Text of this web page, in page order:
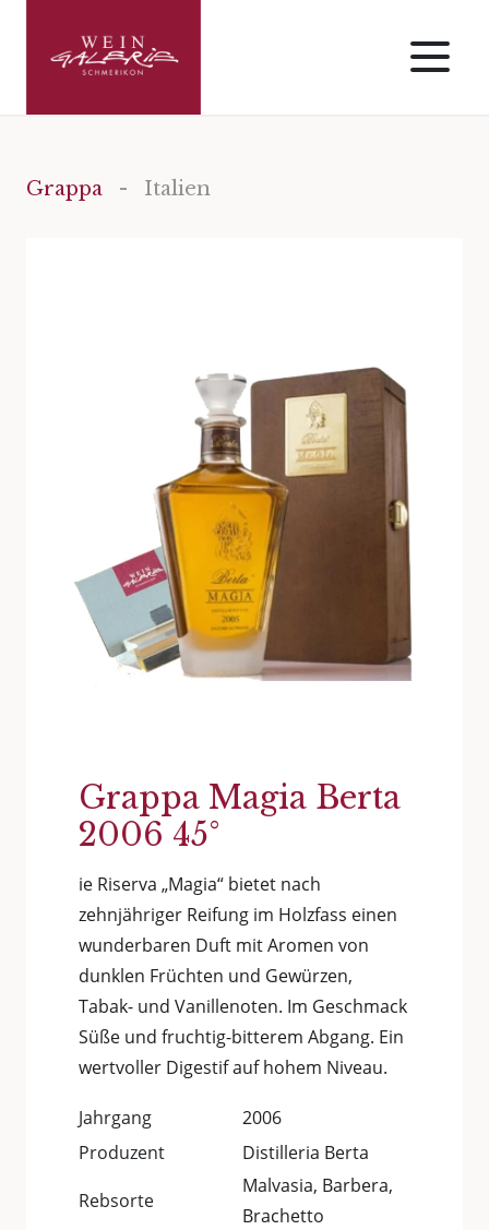
Grappa - Italien
Grappa Magia Berta
2006 45°
ie Riserva „Magia“ bietet nach
zehnjähriger Reifung im Holzfass einen
wunderbaren Duft mit Aromen von
dunklen Früchten und Gewürzen,
Tabak- und Vanillenoten. Im Geschmack
Süße und fruchtig-bitterem Abgang. Ein
wertvoller Digestif auf hohem Niveau.
Jahrgang
2006
Produzent
Distilleria Berta
Rebsorte
Malvasia, Barbera,
Brachetto